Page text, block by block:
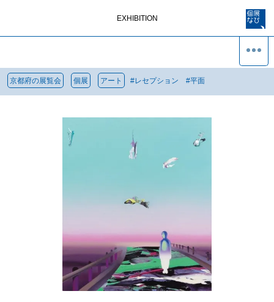
EXHIBITION
京都府の展覧会 個展 アート #レセプション #平面